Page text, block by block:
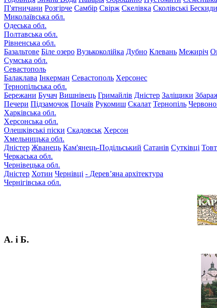
П'ятничани Розгірче Самбір Свірж Скелівка Сколівські Бескиди
Миколаївська обл.
Одеська обл.
Полтавська обл.
Рівненська обл.
Базальтове Біле озеро Вузькоколійка Дубно Клевань Межиріч
Сумська обл.
Севастополь
Балаклава Інкерман Севастополь Херсонес
Тернопільська обл.
Бережани Бучач Вишнівець Гримайлів Дністер Заліщики
Печери Підзамочок Почаїв Рукомиш Скалат Тернопіль
Харківська обл.
Херсонська обл.
Олешківські піски Скадовськ Херсон
Хмельницька обл.
Дністер Жванець Кам'янець-Подільський Сатанів Сутківці
Черкаська обл.
Чернівецька обл.
Дністер Хотин Чернівці - Дерев’яна архітектура
Чернігівська обл.
А. і Б.